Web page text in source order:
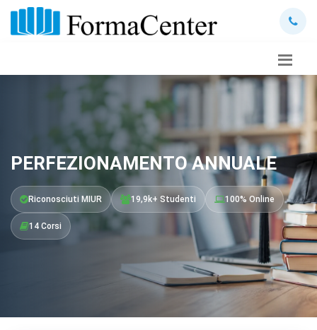
PERFEZIONAMENTO ANNUALE
Riconosciuti MIUR 19,9k+ Studenti 100% Online
14 Corsi